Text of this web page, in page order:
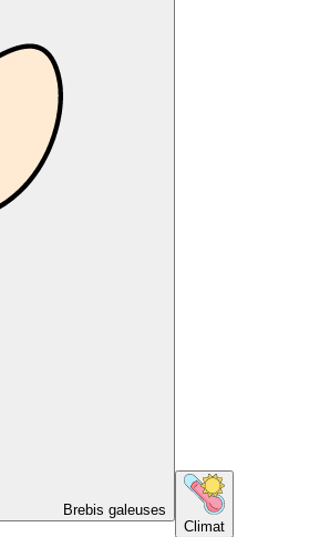
Brebis galeuses
Climat